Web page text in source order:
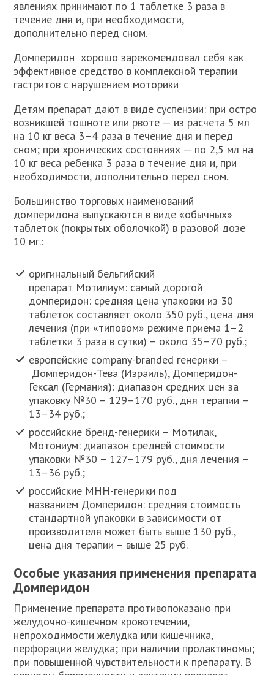
явлениях принимают по 1 таблетке 3 раза в
течение дня и, при необходимости,
дополнительно перед сном.
Домперидон хорошо зарекомендовал себя как
эффективное средство в комплексной терапии
гастритов с нарушением моторики
Детям препарат дают в виде суспензии: при остро
возникшей тошноте или рвоте — из расчета 5 мл
на 10 кг веса 3–4 раза в течение дня и перед
сном; при хронических состояниях — по 2,5 мл на
10 кг веса ребенка 3 раза в течение дня и, при
необходимости, дополнительно перед сном.
Большинство торговых наименований
домперидона выпускаются в виде «обычных»
таблеток (покрытых оболочкой) в разовой дозе
10 мг.:
оригинальный бельгийский
препарат Мотилиум: самый дорогой
домперидон: средняя цена упаковки из 30
таблеток составляет около 350 руб., цена дня
лечения (при «типовом» режиме приема 1–2
таблетки 3 раза в сутки) – около 35–70 руб.;
европейские company-branded генерики –
Домперидон-Тева (Израиль), Домперидон-
Гексал (Германия): диапазон средних цен за
упаковку №30 – 129–170 руб., дня терапии –
13–34 руб.;
российские бренд-генерики – Мотилак,
Мотониум: диапазон средней стоимости
упаковки №30 – 127–179 руб., дня лечения –
13–36 руб.;
российские МНН-генерики под
названием Домперидон: средняя стоимость
стандартной упаковки в зависимости от
производителя может быть выше 130 руб.,
цена дня терапии – выше 25 руб.
Особые указания применения препарата
Домперидон
Применение препарата противопоказано при
желудочно-кишечном кровотечении,
непроходимости желудка или кишечника,
перфорации желудка; при наличии пролактиномы;
при повышенной чувствительности к препарату. В